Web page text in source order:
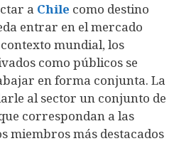
a Chile como destino
entrar en el mercado
mundial, los
como públicos se
en forma conjunta. La
al sector un conjunto de
correspondan a las
miembros más destacados